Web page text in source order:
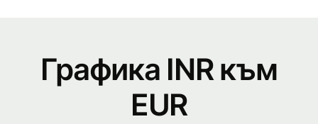
Графика INR към
EUR